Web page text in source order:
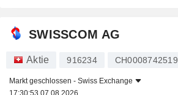
SWISSCOM AG
Aktie 916234 CH0008742519
Markt geschlossen - Swiss Exchange
17:30:53 07.08.2026